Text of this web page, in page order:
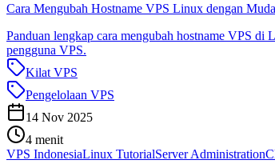
Cara Mengubah Hostname VPS Linux dengan
Panduan lengkap cara mengubah hostname VPS
pengguna VPS.
Kilat VPS
Pengelolaan VPS
14 Nov 2025
4 menit
VPS IndonesiaLinux TutorialServer Administration